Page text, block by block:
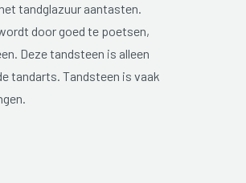
tandglazuur aantasten.
door goed te poetsen,
Deze tandsteen is alleen
tandarts. Tandsteen is vaak